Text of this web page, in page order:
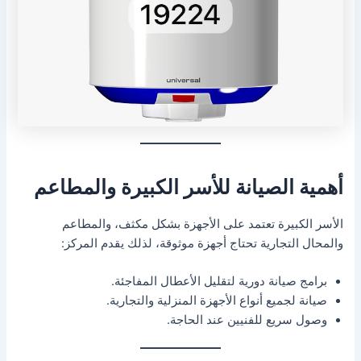
أهمية الصيانة للأسر الكبيرة والمطاعم
الأسر الكبيرة تعتمد على الأجهزة بشكل مكثف، والمطاعم
والمحال التجارية تحتاج أجهزة موثوقة، لذلك يقدم المركز:
برامج صيانة دورية لتقليل الأعطال المفاجئة.
صيانة لجميع أنواع الأجهزة المنزلية والتجارية.
وصول سريع للفنيين عند الحاجة.